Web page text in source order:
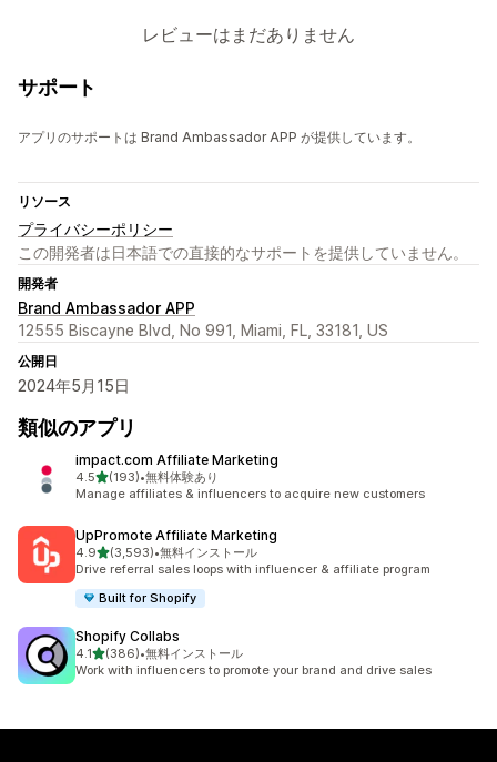
レビューはまだありません
サポート
アプリのサポートは Brand Ambassador APP が提供しています。
リソース
プライバシーポリシー
この開発者は日本語での直接的なサポートを提供していません。
開発者
Brand Ambassador APP
12555 Biscayne Blvd, No 991, Miami, FL, 33181, US
公開日
2024年5月15日
類似のアプリ
impact.com Affiliate Marketing
4.55つ星中
(193)
合計レビュー数：193件
•無料体験あり
Manage affiliates & influencers to acquire new customers
UpPromote Affiliate Marketing
4.95つ星中
(3,593)
合計レビュー数：3593件
•無料インストール
Drive referral sales loops with influencer & affiliate program
Built for Shopify
Shopify Collabs
4.15つ星中
(386)
合計レビュー数：386件
•無料インストール
Work with influencers to promote your brand and drive sales